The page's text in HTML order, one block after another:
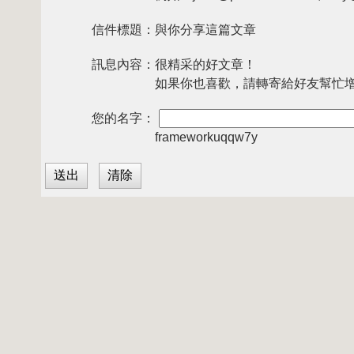
信件標題： 與你分享這篇文章
訊息內容： 很精采的好文章！
如果你也喜歡，請轉寄給好友幫忙
您的名字：
frameworkuqqw7y